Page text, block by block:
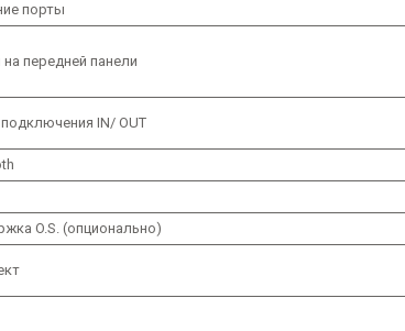
порты
на передней панели
IN/ OUT
O.S. (опционально)